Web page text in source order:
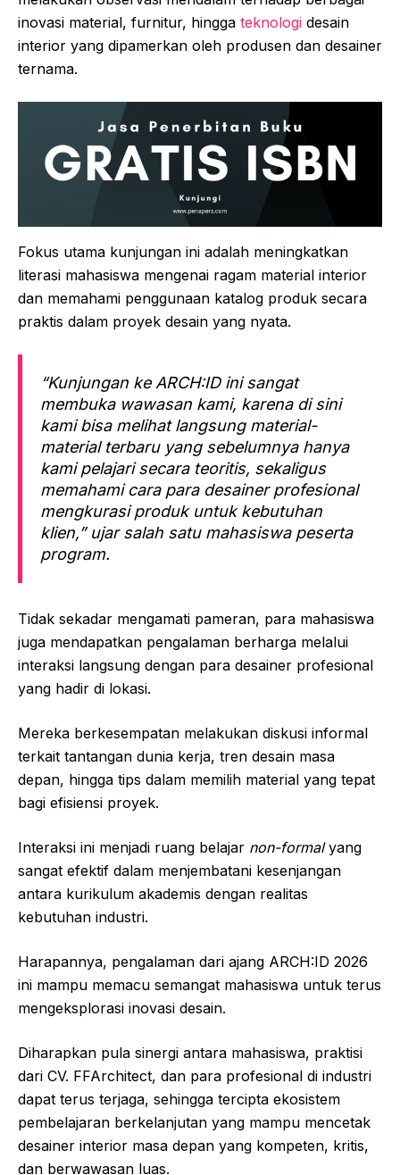
inovasi material, furnitur, hingga teknologi desain
interior yang dipamerkan oleh produsen dan desainer
ternama.
Fokus utama kunjungan ini adalah meningkatkan
literasi mahasiswa mengenai ragam material interior
dan memahami penggunaan katalog produk secara
praktis dalam proyek desain yang nyata.
“Kunjungan ke ARCH:ID ini sangat
membuka wawasan kami, karena di sini
kami bisa melihat langsung material-
material terbaru yang sebelumnya hanya
kami pelajari secara teoritis, sekaligus
memahami cara para desainer profesional
mengkurasi produk untuk kebutuhan
klien,” ujar salah satu mahasiswa peserta
program.
Tidak sekadar mengamati pameran, para mahasiswa
juga mendapatkan pengalaman berharga melalui
interaksi langsung dengan para desainer profesional
yang hadir di lokasi.
Mereka berkesempatan melakukan diskusi informal
terkait tantangan dunia kerja, tren desain masa
depan, hingga tips dalam memilih material yang tepat
bagi efisiensi proyek.
Interaksi ini menjadi ruang belajar non-formalyang
sangat efektif dalam menjembatani kesenjangan
antara kurikulum akademis dengan realitas
kebutuhan industri.
Harapannya, pengalaman dari ajang ARCH:ID 2026
ini mampu memacu semangat mahasiswa untuk terus
mengeksplorasi inovasi desain.
Diharapkan pula sinergi antara mahasiswa, praktisi
dari CV. FFArchitect, dan para profesional di industri
dapat terus terjaga, sehingga tercipta ekosistem
pembelajaran berkelanjutan yang mampu mencetak
desainer interior masa depan yang kompeten, kritis,
dan berwawasan luas.